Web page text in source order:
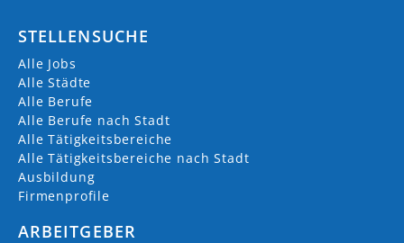
STELLENSUCHE
Alle Jobs
Alle Städte
Alle Berufe
Alle Berufe nach Stadt
Alle Tätigkeitsbereiche
Alle Tätigkeitsbereiche nach Stadt
Ausbildung
Firmenprofile
ARBEITGEBER